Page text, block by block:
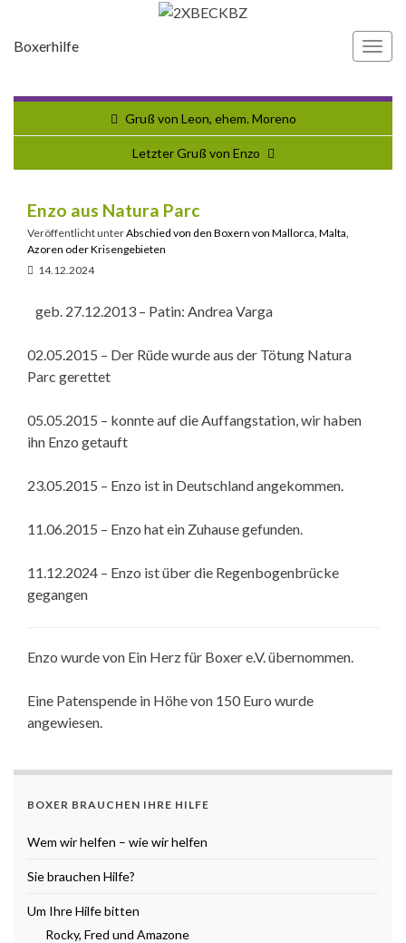
Boxerhilfe
Gruß von Leon, ehem. Moreno
Letzter Gruß von Enzo
Enzo aus Natura Parc
Veröffentlicht unterAbschied von den Boxern von Mallorca, Malta,
Azoren oder Krisengebieten
14.12.2024
geb. 27.12.2013 – Patin: Andrea Varga
02.05.2015 – Der Rüde wurde aus der Tötung Natura
Parc gerettet
05.05.2015 – konnte auf die Auffangstation, wir haben
ihn Enzo getauft
23.05.2015 – Enzo ist in Deutschland angekommen.
11.06.2015 – Enzo hat ein Zuhause gefunden.
11.12.2024 – Enzo ist über die Regenbogenbrücke
gegangen
Enzo wurde von Ein Herz für Boxer e.V. übernommen.
Eine Patenspende in Höhe von 150 Euro wurde
angewiesen.
BOXER BRAUCHEN IHRE HILFE
Wem wir helfen – wie wir helfen
Sie brauchen Hilfe?
Um Ihre Hilfe bitten
Rocky, Fred und Amazone